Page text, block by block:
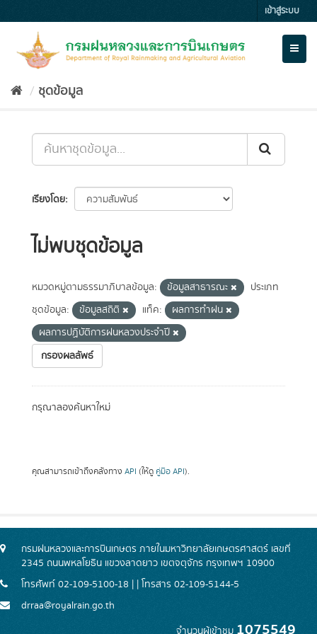
to
เข้าสู่ระบบ
ชุดข้อมูล
เรียงโดย
ไม่พบชุดข้อมูล
หมวดหมู่ตามธรรมาภิบาลข้อมูล: ข้อมูลสาธารณะ
ประเภท
ชุดข้อมูล:
ข้อมูลสถิติ แท็ค:
ผลการทำฝน
ผลการปฏิบัติการฝนหลวงประจำปี
กรองผลลัพธ์
กรุณาลองค้นหาใหม่
คุณสามารถเข้าถึงคลังทาง API (ให้ดู คู่มือ API).
กรมฝนหลวงและการบินเกษตร ภายในมหาวิทยาลัยเกษตรศาสตร์ เลขที่
2345 ถนนพหลโยธิน แขวงลาดยาว เขตจตุจักร กรุงเทพฯ 10900
โทรศัพท์ 02-109-5100-18 | | โทรสาร 02-109-5144-5
drraa@royalrain.go.th
จำนวนผู้เข้าชม